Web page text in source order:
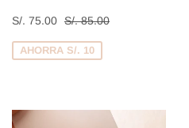
Precio
de
venta
S/. 75.00 S/.
75.00
Precio habitual
S/. 85.00
AHORRA S/. 10